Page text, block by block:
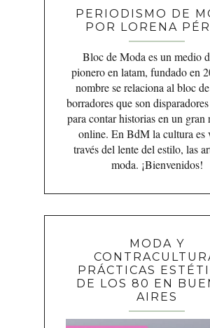
PERIODISMO DE
POR LORENA
Bloc de Moda es un medio
pionero en latam, fundado en
nombre se relaciona al bloc
borradores que son
para contar historias en un gran
online. En BdM la cultura es
través del lente del estilo, las
moda. ¡Bienvenidos!
MODA Y
PRÁCTICAS
DE LOS 80 EN
AIRES